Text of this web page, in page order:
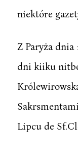
niektóre
Z Paryża dnia
dni kiiku
Lipcu de